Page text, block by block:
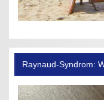
Raynaud-Syndrom: